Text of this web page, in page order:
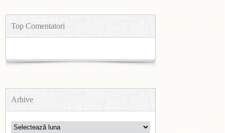
Top Comentatori
Arhive
Arhive